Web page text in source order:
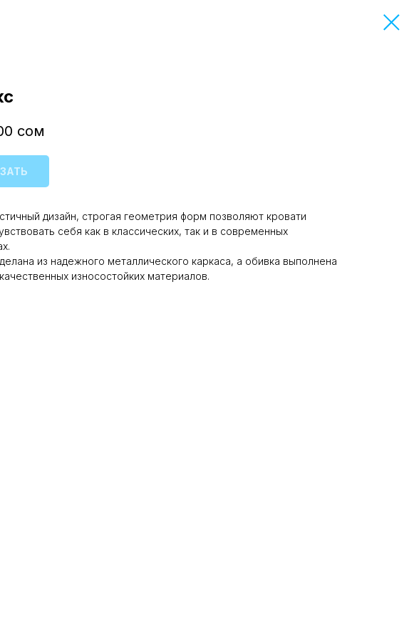
сом
дизайн, строгая геометрия форм позволяют кровати
себя как в классических, так и в современных
из надежного металлического каркаса, а обивка выполнена
износостойких материалов.